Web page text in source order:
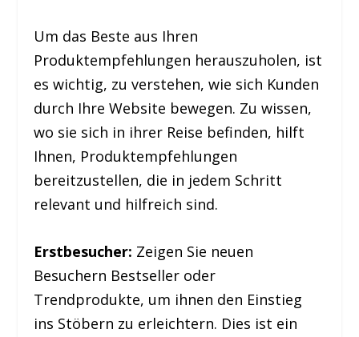
Um das Beste aus Ihren
Produktempfehlungen herauszuholen, ist
es wichtig, zu verstehen, wie sich Kunden
durch Ihre Website bewegen. Zu wissen,
wo sie sich in ihrer Reise befinden, hilft
Ihnen, Produktempfehlungen
bereitzustellen, die in jedem Schritt
relevant und hilfreich sind.
Erstbesucher: Zeigen Sie neuen
Besuchern Bestseller oder
Trendprodukte, um ihnen den Einstieg
ins Stöbern zu erleichtern. Dies ist ein